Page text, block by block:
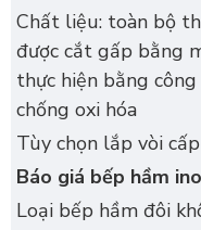
Chất liệu: toàn bộ
được cắt gấp bằng
thực hiện bằng
chống oxi hóa
Tùy chọn lắp vòi
Báo giá bếp hầm
Loại bếp hầm đôi